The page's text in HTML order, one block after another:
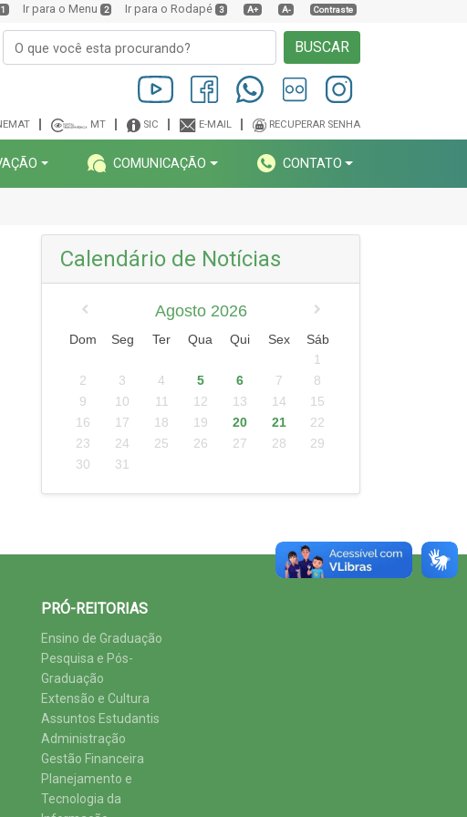
1 Ir para o Menu 2 Ir para o Rodapé 3 A+ A- Contraste
BUSCAR
MT SIC E-MAIL RECUPERAR SENHA
COMUNICAÇÃO CONTATO
Calendário de Notícias
Agosto 2026
Dom Seg Ter Qua Qui Sex
Sáb
1
2
3 4 5 6 7
8
9
10 11 12 13 14
15
16
17 18 19 20 21
22
23
24 25 26 27 28
29
30
31
PRÓ-REITORIAS
Ensino de Graduação
Pesquisa e Pós-
Graduação
Extensão e Cultura
Assuntos Estudantis
Administração
Gestão Financeira
Planejamento e
Tecnologia da